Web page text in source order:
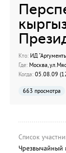
Кто: ИД
Где: Москва,
Когда: 05.08.09
663 просмотра
Список
Чрезвычайный